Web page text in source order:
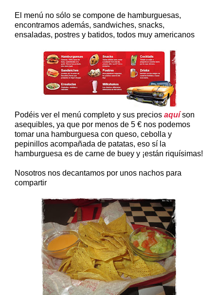
El menú no sólo se compone de hamburguesas,
encontramos además, sandwiches, snacks,
ensaladas, postres y batidos, todos muy americanos
Podéis ver el menú completo y sus precios aquí son
asequibles, ya que por menos de 5 € nos podemos
tomar una hamburguesa con queso, cebolla y
pepinillos acompañada de patatas, eso sí la
hamburguesa es de carne de buey y ¡están riquísimas!
Nosotros nos decantamos por unos nachos para
compartir